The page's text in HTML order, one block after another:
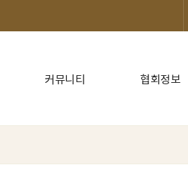
커뮤니티 협회정보